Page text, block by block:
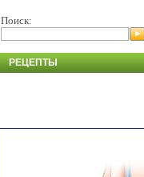
Поиск:
РЕЦЕПТЫ